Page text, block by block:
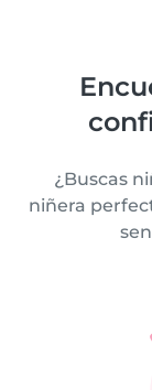
¿Buscas
niñera